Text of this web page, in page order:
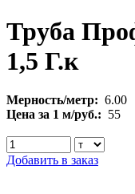
Труба
1,5 Г.к
Мерность/метр: 6.00
Цена за 1 м/руб.: 55
Добавить в заказ